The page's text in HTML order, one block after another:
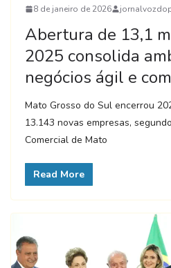
8 de janeiro de 2026
Abertura de 13,1
2025 consolida
negócios ágil e
Mato Grosso do Sul encerrou
13.143 novas empresas,
Comercial de Mato
Read More